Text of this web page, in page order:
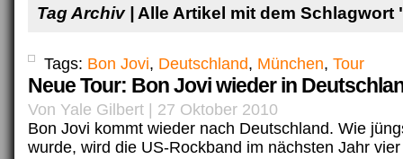
Tag Archiv | Alle Artikel mit dem Schlagwort
Tags: Bon Jovi, Deutschland, München, Tour
Neue Tour: Bon Jovi wieder in
Von Yale Gilbert | 27 Oktober 2010
Bon Jovi kommt wieder nach Deutschland. Wie
wurde, wird die US-Rockband im nächsten Jahr